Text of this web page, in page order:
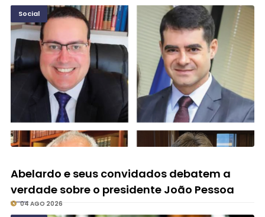
Social
Abelardo e seus convidados debatem a
verdade sobre o presidente João Pessoa
04 AGO 2026